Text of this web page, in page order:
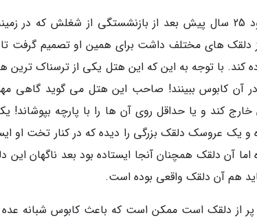
صاحب این هتل حدود 25 سال پیش بعد از بازنشستگی از
دلقک های مختلف داشت برای همین او تصمیم گرفت تا
کند. با توجه به این که این هتل یکی از ترسناک
آن کابوس ببینند! صاحب این هتل می گوید گاهی
خارج کند و یا حداقل روی آن ها را با پارچه
یک عروسک دلقک بزرگی را دیده که در کنار تخت او
اما آن دلقک همچنان آنجا ایستاده بود بعد ناگهان
هم آن دلقک واقعی بوده است.
از دلقک است ممکن است که باعث کابوس شبانه